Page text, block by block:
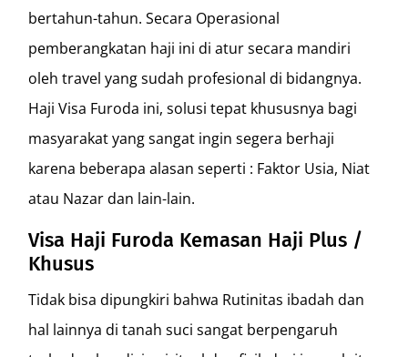
bertahun-tahun. Secara Operasional
pemberangkatan haji ini di atur secara mandiri
oleh travel yang sudah profesional di bidangnya.
Haji Visa Furoda ini, solusi tepat khususnya bagi
masyarakat yang sangat ingin segera berhaji
karena beberapa alasan seperti : Faktor Usia, Niat
atau Nazar dan lain-lain.
Visa Haji Furoda Kemasan Haji Plus /
Khusus
Tidak bisa dipungkiri bahwa Rutinitas ibadah dan
hal lainnya di tanah suci sangat berpengaruh